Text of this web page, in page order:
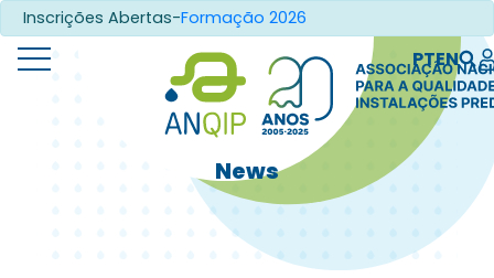
Inscrições Abertas-Formação 2026
News
PTEN